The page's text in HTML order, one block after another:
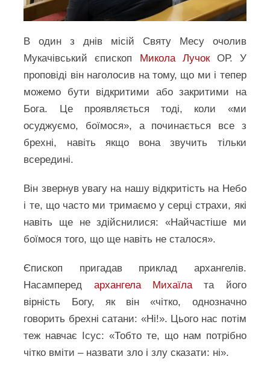
В один з днів місій Святу Месу очолив
Мукачівський єпископ Микола ЛучокОР. У
проповіді він наголосив на тому, що ми і тепер
можемо бути відкритими або закритими на
Бога. Це проявляється тоді, коли «ми
осуджуємо, боїмося», а починається все з
брехні, навіть якщо вона звучить тільки
всередині.
Він звернув увагу на нашу відкритість на Небо
і те, що часто ми тримаємо у серці страхи, які
навіть ще не здійснилися: «Найчастіше ми
боїмося того, що ще навіть не сталося».
Єпископ пригадав приклад архангелів.
Насамперед архангела Михаїлата його
вірність Богу, як він «чітко, однозначно
говорить брехні сатани: «Ні!». Цього нас потім
теж навчає Ісус: «Тобто те, що нам потрібно
чітко вміти – назвати зло і злу сказати: ні».